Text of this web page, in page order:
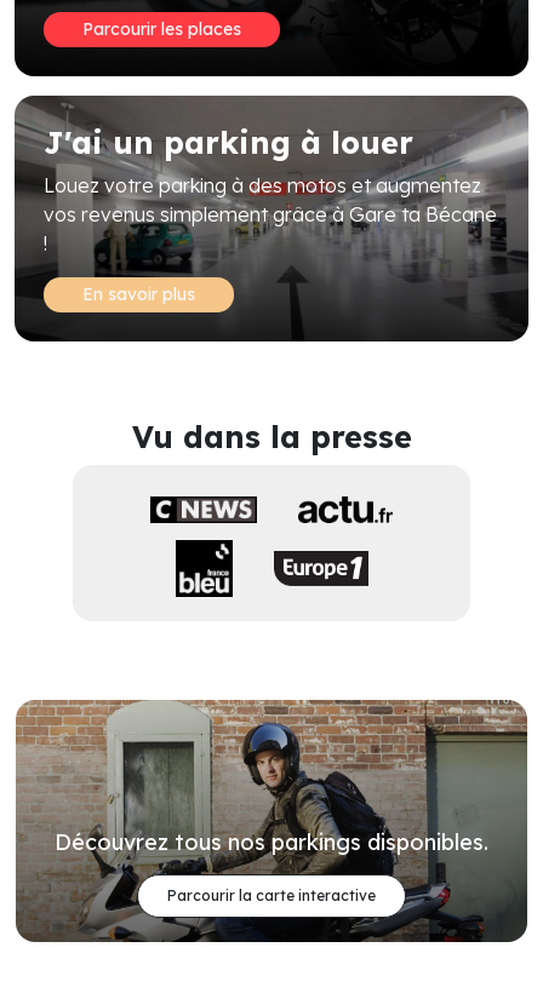
Parcourir les places
J'ai un parking à louer
Louez votre parking à des motos et augmentez
vos revenus simplement grâce à Gare ta Bécane
!
En savoir plus
Vu dans la presse
Découvrez tous nos parkings disponibles.
Parcourir la carte interactive